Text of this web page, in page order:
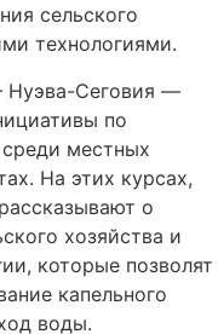
сельского
технологиями.
Нуэва-Сеговия —
по
среди местных
На этих курсах,
о
хозяйства и
которые позволят
капельного
воды.